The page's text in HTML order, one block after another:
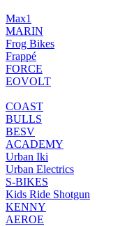
Max1
MARIN
Frog Bikes
Frappé
FORCE
EOVOLT
COAST
BULLS
BESV
ACADEMY
Urban Iki
Urban Electrics
S-BIKES
Kids Ride Shotgun
KENNY
AEROE